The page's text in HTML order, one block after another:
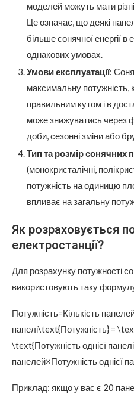
моделей можуть мати
Це означає, що деякі
більше сонячної енергії в
однакових умовах.
Умови експлуатації:
максимальну потужність,
правильним кутом і в
може знижуватись через
доби, сезонні зміни або
Тип та розмір сонячних
(монокристалічні,
потужність на одиницю
впливає на загальну
Як розраховується
електростанції?
Для розрахунку потужності
використовують таку
Потужність=Кількість
панелі\text{Потужність} =
\text{Потужність однієї
панелей×Потужність однієї
Приклад: якщо у вас є 20